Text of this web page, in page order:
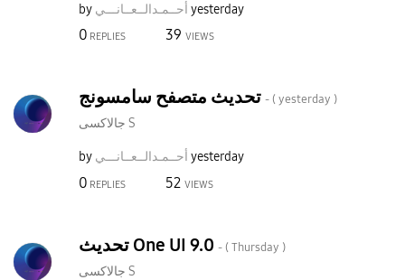
by أحــمـدالــعــانـــي yesterday
0 REPLIES 39 VIEWS
تحديث متصفح سامسونج - ( yesterday )
جالاكسى S
by أحــمـدالــعــانـــي yesterday
0 REPLIES 52 VIEWS
تحديث One UI 9.0 - ( Thursday )
جالاكسى S